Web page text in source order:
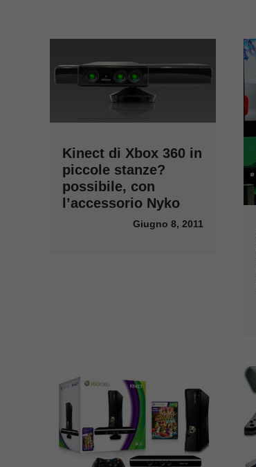
Kinect di Xbox 360 in
piccole stanze?
possibile, con
l’accessorio Nyko
Giugno 8, 2011